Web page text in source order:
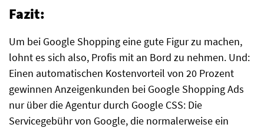
Fazit:
Um bei Google Shopping eine gute Figur zu machen,
lohnt es sich also, Profis mit an Bord zu nehmen. Und:
Einen automatischen Kostenvorteil von 20 Prozent
gewinnen Anzeigenkunden bei Google Shopping Ads
nur über die Agentur durch Google CSS: Die
Servicegebühr von Google, die normalerweise ein